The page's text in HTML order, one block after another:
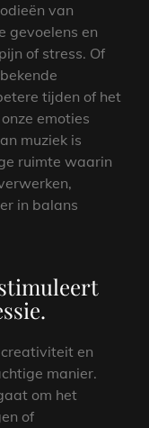
van
gevoelens en
of stress. Of
tijden of het
emoties
muziek is
ruimte waarin
in balans
en
manier.
om het
of